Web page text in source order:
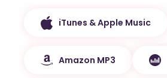
iTunes & Apple Music
Amazon MP3